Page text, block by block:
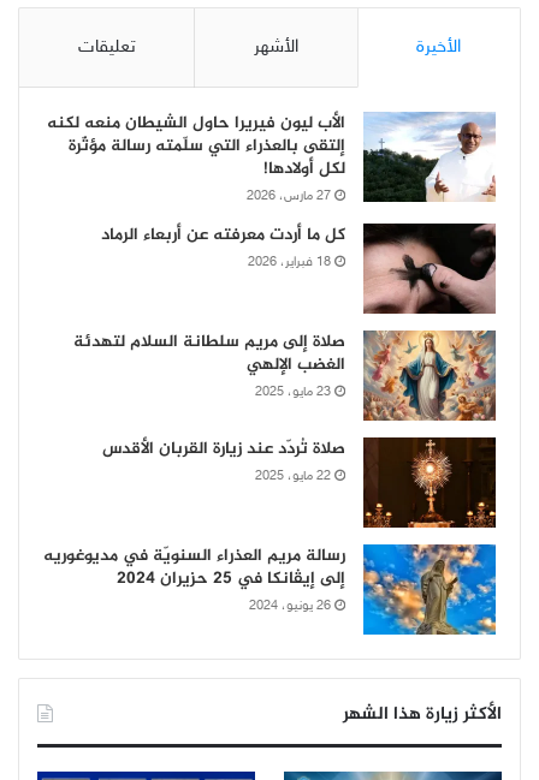
الأخيرة الأشهر تعليقات
الأب ليون فيريرا حاول الشيطان منعه لكنه
إلتقى بالعذراء التي سلّمته رسالة مؤثّرة
لكل أولادها!
27 مارس، 2026
كل ما أردت معرفته عن أربعاء الرماد
18 فبراير، 2026
صلاة إلى مريم سلطانة السلام لتهدئة
الغضب الإلهي
23 مايو، 2025
صلاة تُردّد عند زيارة القربان الأقدس
22 مايو، 2025
رسالة مريم العذراء السنويّة في مديوغوريه
إلى إيڤانكا في 25 حزيران 2024
26 يونيو، 2024
الأكثر زيارة هذا الشهر